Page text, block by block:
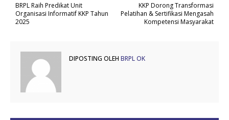
KKP Dorong Transformasi
Pelatihan & Sertifikasi Mengasah
Kompetensi Masyarakat
BRPL Raih Predikat Unit
Organisasi Informatif KKP Tahun
2025
DIPOSTING OLEH BRPL OK